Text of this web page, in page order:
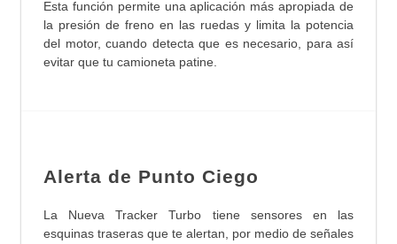
Esta función permite una aplicación más apropiada de
la presión de freno en las ruedas y limita la potencia
del motor, cuando detecta que es necesario, para así
evitar que tu camioneta patine.
Alerta de Punto Ciego
La Nueva Tracker Turbo tiene sensores en las
esquinas traseras que te alertan, por medio de señales